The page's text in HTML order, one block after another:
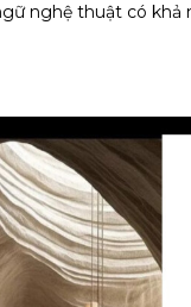
nghệ thuật có khả